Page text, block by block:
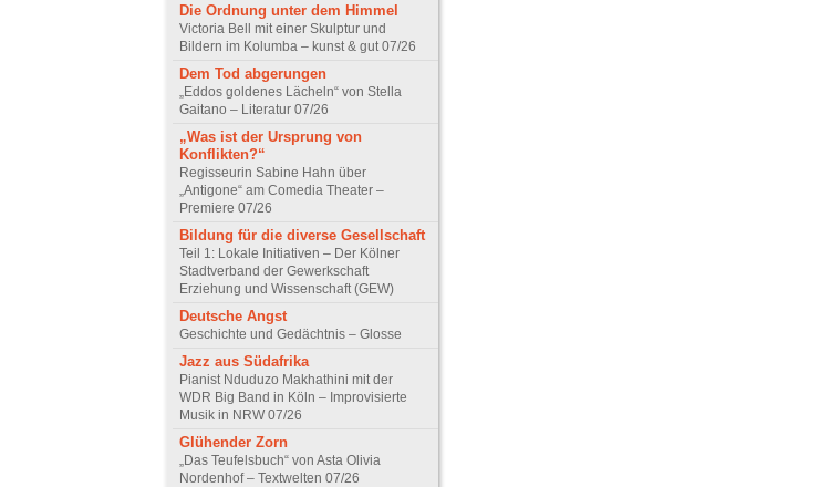
Die Ordnung unter dem Himmel
Victoria Bell mit einer Skulptur und
Bildern im Kolumba – kunst & gut 07/26
Dem Tod abgerungen
„Eddos goldenes Lächeln“ von Stella
Gaitano – Literatur 07/26
„Was ist der Ursprung von
Konflikten?“
Regisseurin Sabine Hahn über
„Antigone“ am Comedia Theater –
Premiere 07/26
Bildung für die diverse Gesellschaft
Teil 1: Lokale Initiativen – Der Kölner
Stadtverband der Gewerkschaft
Erziehung und Wissenschaft (GEW)
Deutsche Angst
Geschichte und Gedächtnis – Glosse
Jazz aus Südafrika
Pianist Nduduzo Makhathini mit der
WDR Big Band in Köln – Improvisierte
Musik in NRW 07/26
Glühender Zorn
„Das Teufelsbuch“ von Asta Olivia
Nordenhof – Textwelten 07/26